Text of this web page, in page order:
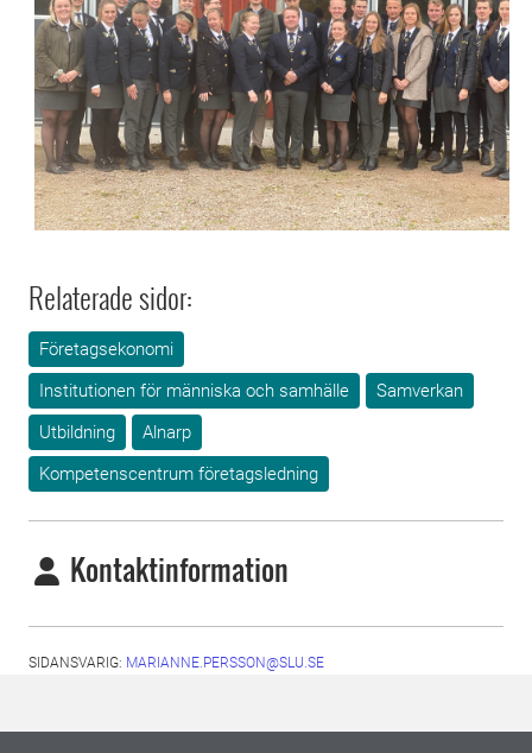
Relaterade sidor:
Företagsekonomi
Institutionen för människa och samhälle
Samverkan
Utbildning
Alnarp
Kompetenscentrum företagsledning
Kontaktinformation
SIDANSVARIG: MARIANNE.PERSSON@SLU.SE